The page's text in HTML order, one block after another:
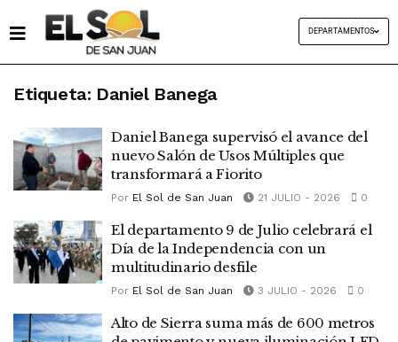
DEPARTAMENTOS
Etiqueta: Daniel Banega
Daniel Banega supervisó el avance del
nuevo Salón de Usos Múltiples que
transformará a Fiorito
Por El Sol de San Juan 21 JULIO - 2026 0
El departamento 9 de Julio celebrará el
Día de la Independencia con un
multitudinario desfile
Por El Sol de San Juan 3 JULIO - 2026 0
Alto de Sierra suma más de 600 metros